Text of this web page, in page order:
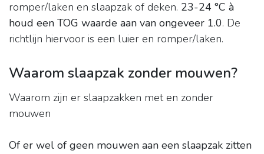
romper/laken en slaapzak of deken. 23-24 °C à
houd een TOG waarde aan van ongeveer 1.0. De
richtlijn hiervoor is een luier en romper/laken.
Waarom slaapzak zonder mouwen?
Waarom zijn er slaapzakken met en zonder
mouwen
Of er wel of geen mouwen aan een slaapzak zitten